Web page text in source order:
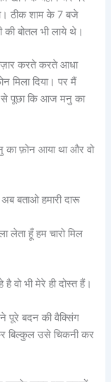
ठीक शाम के 7 बजे
बोतल भी लाये थे।
करते करते आधा
मिला दिया। पर मैं
से पूछा कि आज मनु का
का फ़ोन आया था और वो
बताओ हमारी दारू
लेता हूँ हम चारो मिल
वो भी मेरे ही दोस्त हैं।
पूरे बदन की वैक्सिंग
बिल्कुल उसे चिकनी कर